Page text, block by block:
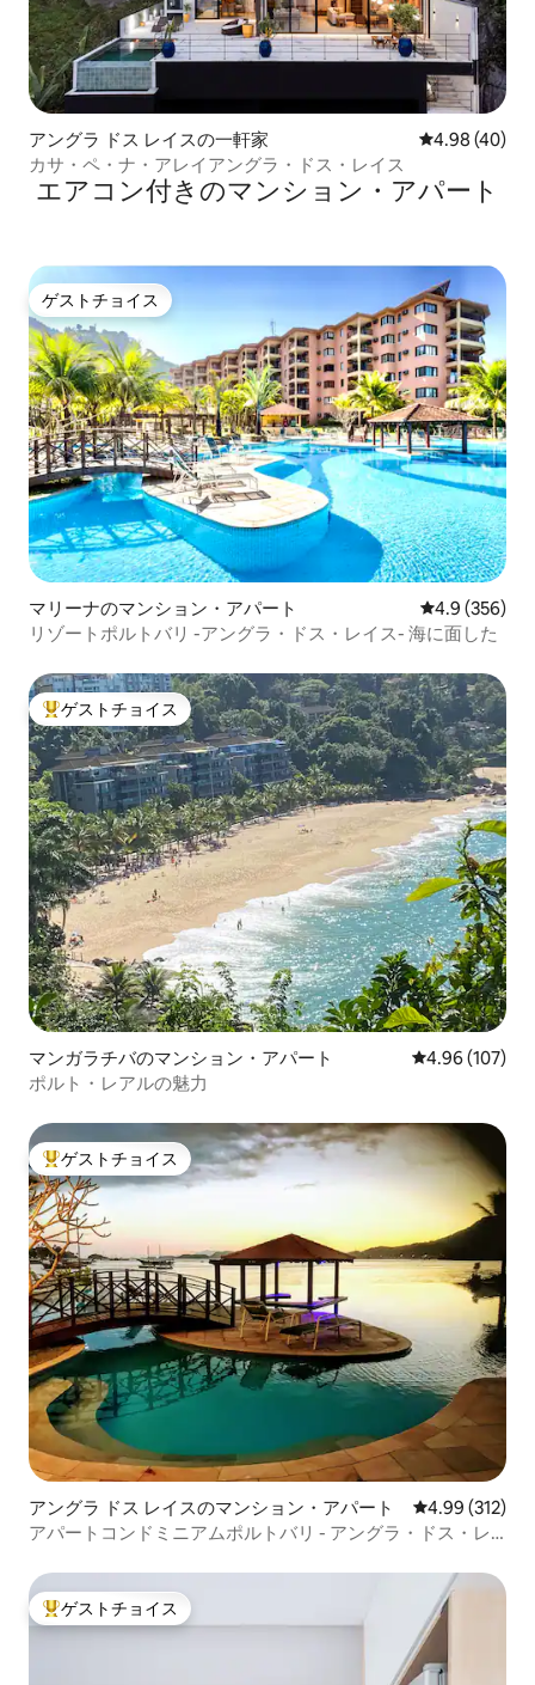
アングラ ドス レイスの一軒家 レビュー40
4.98 (40)
カサ・ペ・ナ・アレイアングラ・ドス・レイス
エアコン付きのマンション・アパート
ゲストチョイス
ゲストチョイス
マリーナのマンション・アパート レビュー356
4.9 (356)
リゾートポルトバリ -アングラ・ドス・レイス- 海に面した
大好評のゲストチョイスです。
ゲストチョイス
マンガラチバのマンション・アパート レビュー107
4.96 (107)
ポルト・レアルの魅力
大好評のゲストチョイスです。
ゲストチョイス
アングラ ドス レイスのマンション・アパート レビュー312
4.99 (312)
アパートコンドミニアムポルトバリ - アングラ・ドス・レ
大好評のゲストチョイスです。
ゲストチョイス